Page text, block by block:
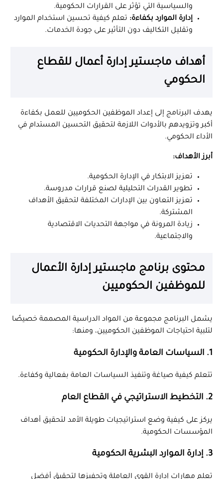
والسياسية التي تؤثر على القرارات الحكومية.
إدارة الموارد بكفاءة: تعلم كيفية تحسين استخدام الموارد
وتقليل التكاليف دون التأثير على جودة الخدمات.
أهداف ماجستير إدارة أعمال للقطاع
الحكومي
يهدف البرنامج إلى إعداد الموظفين الحكوميين للعمل بكفاءة
أكبر وتزويدهم بالأدوات اللازمة لتحقيق التحسين المستدام في
الأداء الحكومي.
أبرز الأهداف:
تعزيز الابتكار في الإدارة الحكومية.
تطوير القدرات التحليلية لصنع قرارات مدروسة.
تعزيز التعاون بين الإدارات المختلفة لتحقيق الأهداف
المشتركة.
زيادة المرونة في مواجهة التحديات الاقتصادية
والاجتماعية.
محتوى برنامج ماجستير إدارة الأعمال
للموظفين الحكوميين
يشمل البرنامج مجموعة من المواد الدراسية المصممة خصيصًا
لتلبية احتياجات الموظفين الحكوميين، ومنها:
1. السياسات العامة والإدارة الحكومية
تتعلم كيفية صياغة وتنفيذ السياسات العامة بفعالية وكفاءة.
2. التخطيط الاستراتيجي في القطاع العام
يركز على كيفية وضع استراتيجيات طويلة الأمد لتحقيق أهداف
المؤسسات الحكومية.
3. إدارة الموارد البشرية الحكومية
تعلم مهارات إدارة القوى العاملة وتحفيزها لتحقيق أفضل